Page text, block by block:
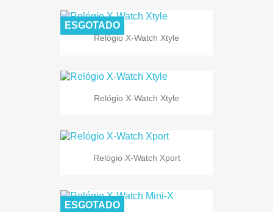
Relógio X-Watch Xtyle
ESGOTADO
Relógio X-Watch Xtyle
Relógio X-Watch Xport
ESGOTADO